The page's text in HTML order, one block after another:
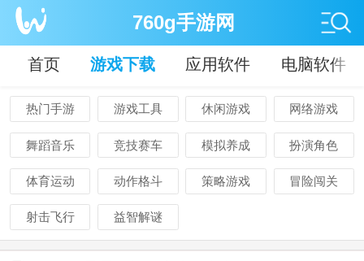
760g手游网
首页 游戏下载 应用软件 电脑软件
热门手游 游戏工具 休闲游戏 网络游戏
舞蹈音乐 竞技赛车 模拟养成 扮演角色
体育运动 动作格斗 策略游戏 冒险闯关
射击飞行 益智解谜